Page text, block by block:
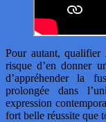
Pour autant, qualifier
risque d’en donner
d’appréhender la
prolongée dans
expression
fort belle réussite que